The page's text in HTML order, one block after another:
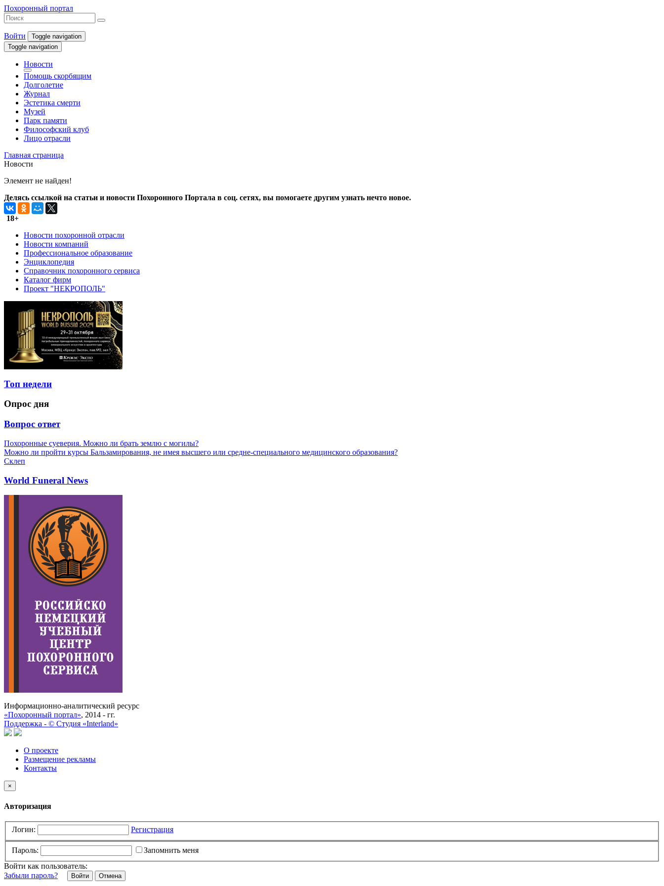
Похоронный портал
Войти
Toggle navigation
Toggle navigation
Новости
Помощь скорбящим
Долголетие
Журнал
Эстетика смерти
Музей
Парк памяти
Философский клуб
Лицо отрасли
Главная страница
Новости
Элемент не найден!
Делясь ссылкой на статьи и новости Похоронного Портала в соц. сетях, вы помогаете другим узнать нечто новое.
18+
Новости похоронной отрасли
Новости компаний
Профессиональное образование
Энциклопедия
Справочник похоронного сервиса
Каталог фирм
Проект "НЕКРОПОЛЬ"
Топ недели
Опрос дня
Вопрос ответ
Похоронные суеверия. Можно ли брать землю с могилы?
Можно ли пройти курсы Бальзамирования, не имея высшего или средне-специального медицинского образования?
Склеп
World Funeral News
Информационно-аналитический ресурс
«Похоронный портал», 2014 - гг.
Поддержка - © Cтудия «Interland»
О проекте
Размещение рекламы
Контакты
×
Авторизация
Логин: Регистрация
Пароль:
Запомнить меня
Войти как пользователь:
Забыли пароль?
Отмена